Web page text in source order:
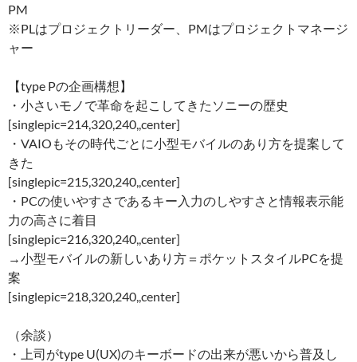
PM
※PLはプロジェクトリーダー、PMはプロジェクトマネージ
ャー
【type Pの企画構想】
・小さいモノで革命を起こしてきたソニーの歴史
[singlepic=214,320,240,,center]
・VAIOもその時代ごとに小型モバイルのあり方を提案して
きた
[singlepic=215,320,240,,center]
・PCの使いやすさであるキー入力のしやすさと情報表示能
力の高さに着目
[singlepic=216,320,240,,center]
→小型モバイルの新しいあり方＝ポケットスタイルPCを提
案
[singlepic=218,320,240,,center]
（余談）
・上司がtype U(UX)のキーボードの出来が悪いから普及し